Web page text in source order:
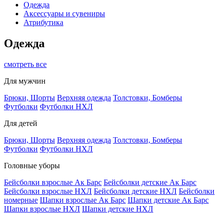
Одежда
Аксессуары и сувениры
Атрибутика
Одежда
смотреть все
Для мужчин
Брюки, Шорты Верхняя одежда Толстовки, Бомберы
Футболки Футболки НХЛ
Для детей
Брюки, Шорты Верхняя одежда Толстовки, Бомберы
Футболки Футболки НХЛ
Головные уборы
Бейсболки взрослые Ак Барс Бейсболки детские Ак Барс
Бейсболки взрослые НХЛ Бейсболки детские НХЛ Бейсболки
номерные Шапки взрослые Ак Барс Шапки детские Ак Барс
Шапки взрослые НХЛ Шапки детские НХЛ